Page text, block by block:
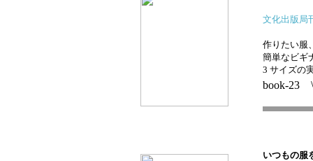
文化出版局
作りたい服
簡単なビギ
3 サイズの
book-23
いつもの